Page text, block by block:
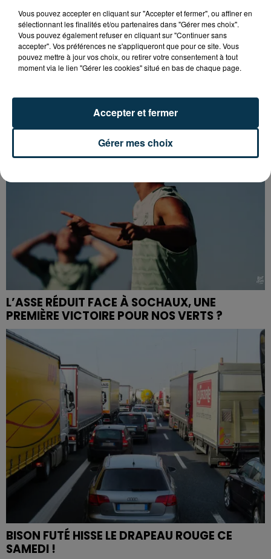
CYANOBACTÉRIES : LE PRÉFÊT PREND UN
L’ASSE RÉDUIT FACE À SOCHAUX, UNE
PREMIÈRE VICTOIRE POUR NOS VERTS ?
BISON FUTÉ HISSE LE DRAPEAU ROUGE CE
SAMEDI !
Vous pouvez accepter en cliquant sur "Accepter et fermer", ou affiner en
sélectionnant les finalités et/ou partenaires dans "Gérer mes choix".
Vous pouvez également refuser en cliquant sur "Continuer sans
accepter". Vos préférences ne s'appliqueront que pour ce site. Vous
pouvez mettre à jour vos choix, ou retirer votre consentement à tout
moment via le lien "Gérer les cookies" situé en bas de chaque page.
Gérer mes choix
Accepter et fermer